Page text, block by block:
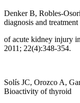
Denker B, Robles-
diagnosis and treatment
of acute kidney injury
2011; 22(4):348-354.
Solís JC, Orozco A,
Bioactivity of thyroid